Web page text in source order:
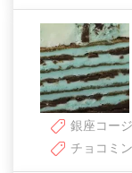
銀座コー
チョコミ